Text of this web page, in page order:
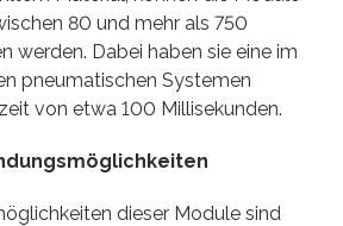
80 und mehr als 750
werden. Dabei haben sie eine im
pneumatischen Systemen
von etwa 100 Millisekunden.
dieser Module sind